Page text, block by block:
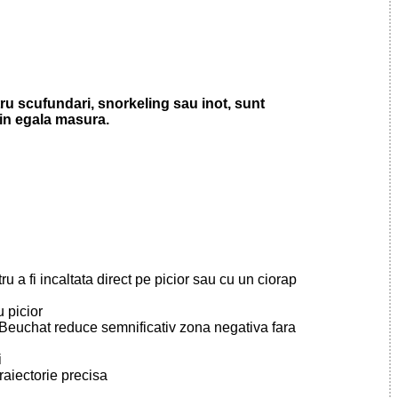
scufundari, snorkeling sau inot, sunt
egala masura.
a fi incaltata direct pe picior sau cu un ciorap
picior
reduce semnificativ zona negativa fara
precisa